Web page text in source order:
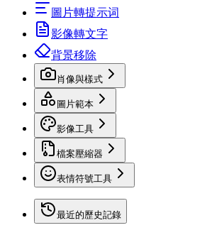
圖片轉提示词
影像轉文字
背景移除
肖像與樣式
圖片範本
影像工具
檔案壓縮器
表情符號工具
最近的歷史記錄